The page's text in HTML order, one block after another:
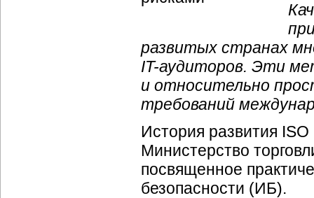
развитых странах
IT-аудиторов. Эти
и относительно
требований
История развития ISO
Министерство
посвященное
безопасности (ИБ).